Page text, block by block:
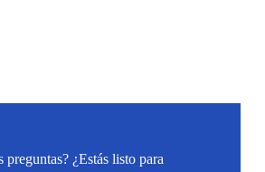
preguntas? ¿Estás listo para